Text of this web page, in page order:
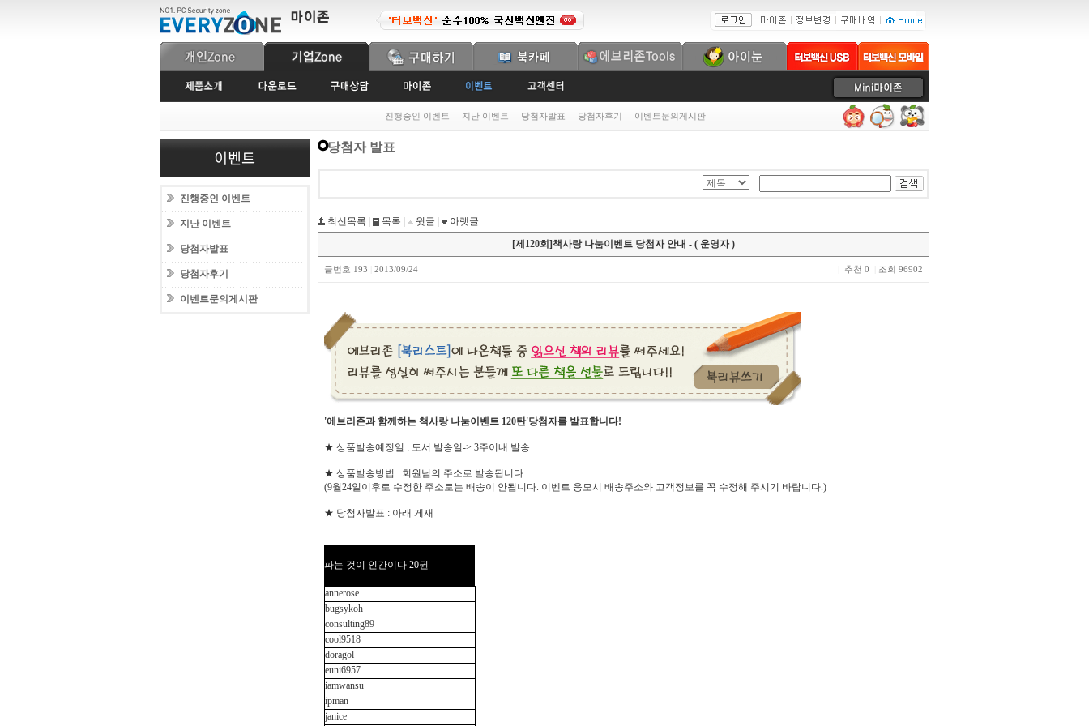
진행중인 이벤트 지난 이벤트 당첨자발표 당첨자후기 이벤트문의게시판
진행중인 이벤트
지난 이벤트
당첨자발표
당첨자후기
이벤트문의게시판
당첨자 발표
최신목록 목록 윗글
아랫글
[제120회]책사랑 나눔이벤트 당첨자 안내 - ( 운영자 )
글번호 193 2013/09/24 추천 0 조회 96902
'에브리존과 함께하는 책사랑 나눔이벤트 120탄'당첨자를 발표합니다!
★ 상품발송예정일 : 도서 발송일-> 3주이내 발송
★ 상품발송방법 : 회원님의 주소로 발송됩니다.
(9월24일이후로 수정한 주소로는 배송이 안됩니다. 이벤트 응모시 배송주소와 고객정보를 꼭 수정해 주시기 바랍니다.)
★ 당첨자발표 : 아래 게재
파는 것이 인간이다 20권
annerose
bugsykoh
consulting89
cool9518
doragol
euni6957
iamwansu
ipman
janice